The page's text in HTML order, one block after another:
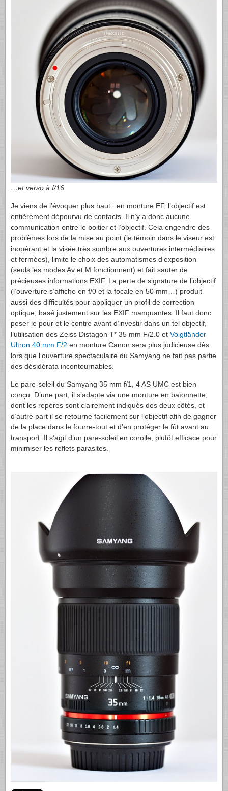
…et verso à f/16.
Je viens de l’évoquer plus haut : en monture EF, l’objectif est
entièrement dépourvu de contacts. Il n’y a donc aucune
communication entre le boitier et l’objectif. Cela engendre des
problèmes lors de la mise au point (le témoin dans le viseur est
inopérant et la visée très sombre aux ouvertures intermédiaires
et fermées), limite le choix des automatismes d’exposition
(seuls les modes Av et M fonctionnent) et fait sauter de
précieuses informations EXIF. La perte de signature de l’objectif
(l’ouverture s’affiche en f/0 et la focale en 50 mm…) produit
aussi des difficultés pour appliquer un profil de correction
optique, basé justement sur les EXIF manquantes. Il faut donc
peser le pour et le contre avant d’investir dans un tel objectif,
l’utilisation des Zeiss Distagon T* 35 mm F/2.0 et Voigtländer
Ultron 40 mm F/2 en monture Canon sera plus judicieuse dès
lors que l’ouverture spectaculaire du Samyang ne fait pas partie
des désidérata incontournables.
Le pare-soleil du Samyang 35 mm f/1, 4 AS UMC est bien
conçu. D’une part, il s’adapte via une monture en baïonnette,
dont les repères sont clairement indiqués des deux côtés, et
d’autre part il se retourne facilement sur l’objectif afin de gagner
de la place dans le fourre-tout et d’en protéger le fût avant au
transport. Il s’agit d’un pare-soleil en corolle, plutôt efficace pour
minimiser les reflets parasites.